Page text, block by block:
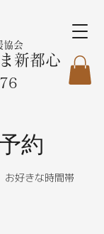
協会
新都心
約
お好きな時間帯